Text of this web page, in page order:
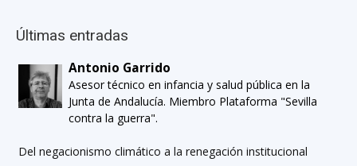
Últimas entradas
Antonio Garrido
Asesor técnico en infancia y salud pública en la
Junta de Andalucía. Miembro Plataforma "Sevilla
contra la guerra".
Del negacionismo climático a la renegación institucional